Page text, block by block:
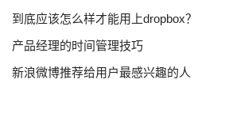
到底应该怎么样才能用上dropbox？
产品经理的时间管理技巧
新浪微博推荐给用户最感兴趣的人